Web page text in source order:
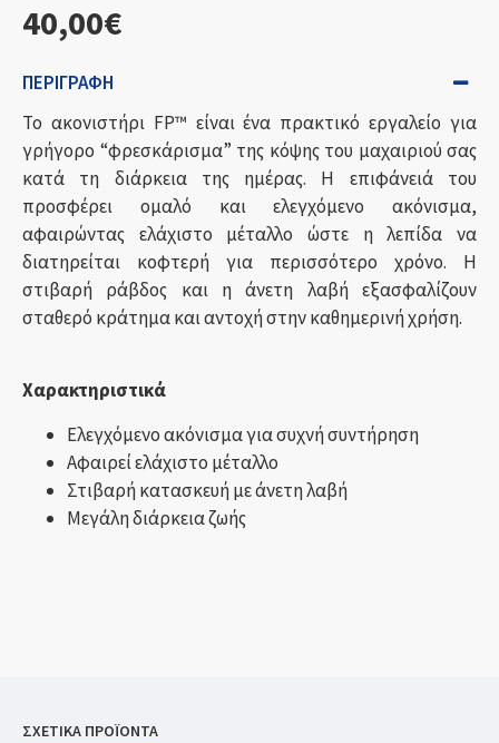
40,00€
ΠΕΡΙΓΡΑΦΉ
Το ακονιστήρι FP™ είναι ένα πρακτικό εργαλείο για
γρήγορο “φρεσκάρισμα” της κόψης του μαχαιριού σας
κατά τη διάρκεια της ημέρας. Η επιφάνειά του
προσφέρει ομαλό και ελεγχόμενο ακόνισμα,
αφαιρώντας ελάχιστο μέταλλο ώστε η λεπίδα να
διατηρείται κοφτερή για περισσότερο χρόνο. Η
στιβαρή ράβδος και η άνετη λαβή εξασφαλίζουν
σταθερό κράτημα και αντοχή στην καθημερινή χρήση.
Χαρακτηριστικά
Ελεγχόμενο ακόνισμα για συχνή συντήρηση
Αφαιρεί ελάχιστο μέταλλο
Στιβαρή κατασκευή με άνετη λαβή
Μεγάλη διάρκεια ζωής
ΣΧΕΤΙΚΑ ΠΡΟΪΟΝΤΑ